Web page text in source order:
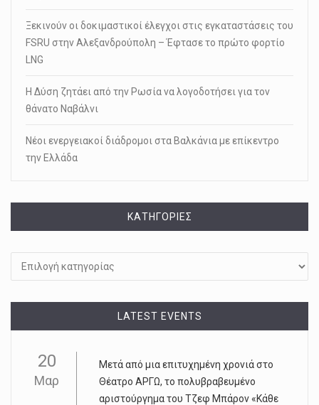
Ξεκινούν οι δοκιμαστικοί έλεγχοι στις εγκαταστάσεις του
FSRU στην Αλεξανδρούπολη – Έφτασε το πρώτο φορτίο
LNG
Η Δύση ζητάει από την Ρωσία να λογοδοτήσει για τον
θάνατο Ναβάλνι
Νέοι ενεργειακοί διάδρομοι στα Βαλκάνια με επίκεντρο
την Ελλάδα
KΑΤΗΓΟΡΊΕΣ
LATEST EVENTS
20
Μαρ
Μετά από μια επιτυχημένη χρονιά στο
Θέατρο ΑΡΓΩ, το πολυβραβευμένο
αριστούργημα του Τζεφ Μπάρον «Κάθε